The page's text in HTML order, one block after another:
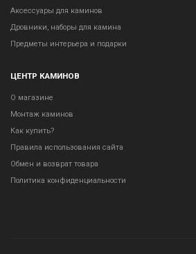
Аксессуары для каминов
Дровники, наборы для камина
Предметы интерьера и подарки
ЦЕНТР КАМИНОВ
О магазине
Монтаж каминов
Как купить?
Правила использования сайта
Обмен и возврат товара
Политика конфиденциальности